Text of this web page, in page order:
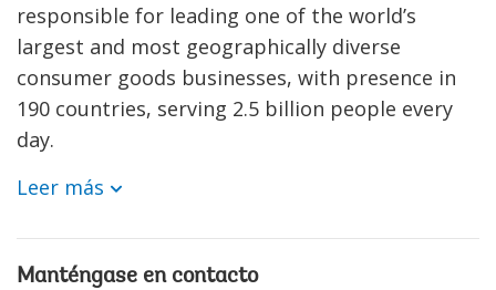
responsible for leading one of the world’s
largest and most geographically diverse
consumer goods businesses, with presence in
190 countries, serving 2.5 billion people every
day.
Leer más
Manténgase en contacto